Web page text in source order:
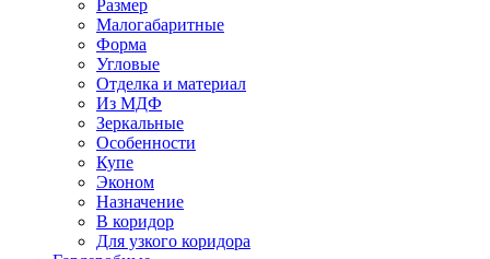
Размер
Малогабаритные
Форма
Угловые
Отделка и материал
Из МДФ
Зеркальные
Особенности
Купе
Эконом
Назначение
В коридор
Для узкого коридора